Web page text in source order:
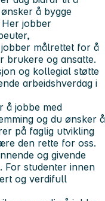
å bygge
Her jobber
jobber målrettet for å
og ansatte.
og kollegial støtte
arbeidshverdag i
å jobbe med
og du ønsker å
på faglig utvikling
den rette for oss.
og givende
For studenter innen
og verdifull